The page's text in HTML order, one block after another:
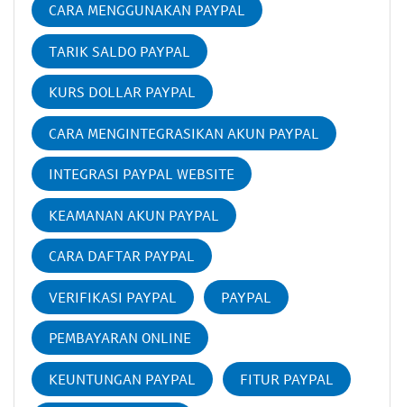
CARA MENGGUNAKAN PAYPAL
TARIK SALDO PAYPAL
KURS DOLLAR PAYPAL
CARA MENGINTEGRASIKAN AKUN PAYPAL
INTEGRASI PAYPAL WEBSITE
KEAMANAN AKUN PAYPAL
CARA DAFTAR PAYPAL
VERIFIKASI PAYPAL PAYPAL
PEMBAYARAN ONLINE
KEUNTUNGAN PAYPAL FITUR PAYPAL